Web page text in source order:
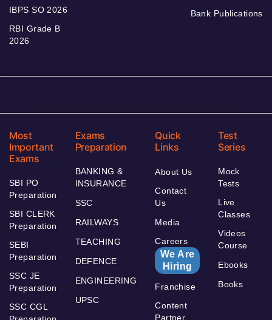
IBPS SO 2026
RBI Grade B
2026
Bank Publications
Most
Important
Exams
SBI PO
Preparation
SBI CLERK
Preparation
SEBI
Preparation
SSC JE
Preparation
SSC CGL
Exams
Preparation
BANKING &
INSURANCE
SSC
RAILWAYS
TEACHING
DEFENCE
ENGINEERING
UPSC
Quick
Links
About Us
Contact
Us
Media
Careers
We Are
Hiring
Franchise
Content
Partner
Test
Series
Mock
Tests
Live
Classes
Videos
Course
Ebooks
Books